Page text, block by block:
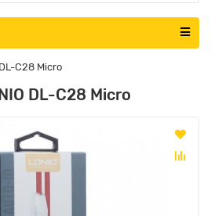
C28 Micro
DL-C28 Micro